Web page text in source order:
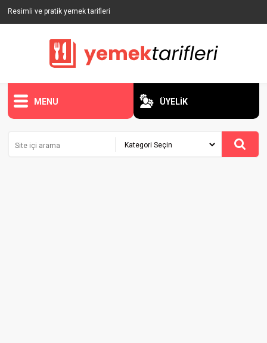
Resimli ve pratik yemek tarifleri
MENU ÜYELİK